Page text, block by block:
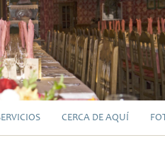
CERCA DE AQUÍ